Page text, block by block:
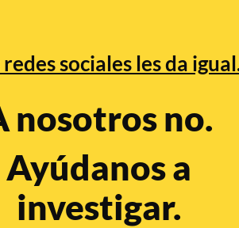
sociales les da
nosotros no.
Ayúdanos a
investigar.
hay una campaña
15, 2017, 6:38:00 PM